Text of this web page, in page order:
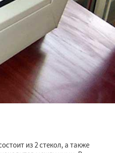
из 2 стекол, а также